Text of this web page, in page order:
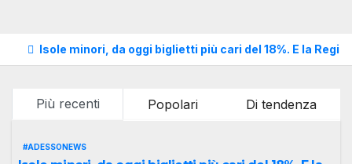
Isole minori, da oggi biglietti più cari del 18%. E la
Più recenti Popolari Di tendenza
#ADESSONEWS